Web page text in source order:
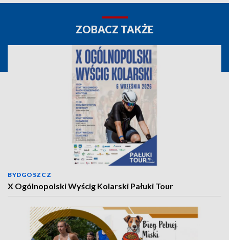
ZOBACZ TAKŻE
BYDGOSZCZ
X Ogólnopolski Wyścig Kolarski Pałuki Tour